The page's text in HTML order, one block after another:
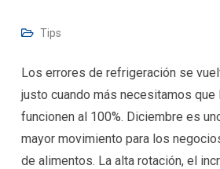
Tips
Los errores de refrigeración se
justo cuando más necesitamos
funcionen al 100%. Diciembre es
mayor movimiento para los
de alimentos. La alta rotación, el